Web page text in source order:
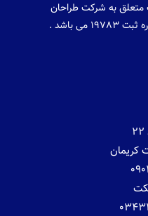
به شرکت طراحان
می باشد .
کریمان